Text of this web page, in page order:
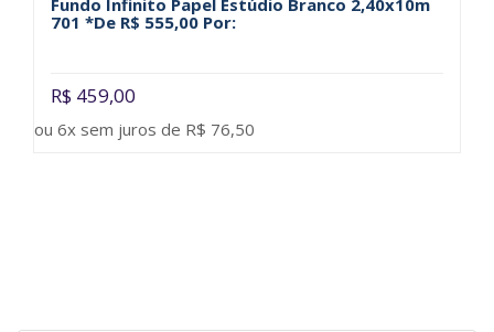
Fundo Infinito Papel Estúdio Branco 2,40x10m
701 *De R$ 555,00 Por:
R$ 459,00
ou 6x sem juros de R$ 76,50